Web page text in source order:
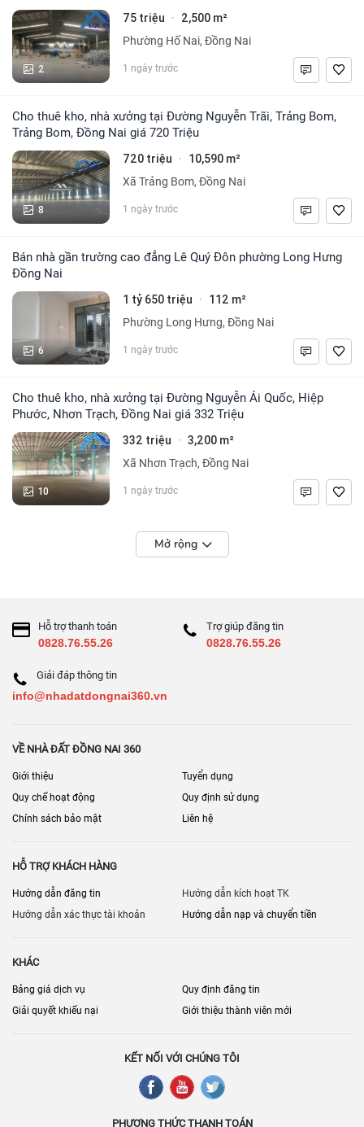
2
75 triệu · 2,500 m²
Phường Hố Nai, Đồng Nai
1 ngày trước
Cho thuê kho, nhà xưởng tại Đường Nguyễn Trãi, Trảng Bom,
Trảng Bom, Đồng Nai giá 720 Triệu
8
720 triệu · 10,590 m²
Xã Trảng Bom, Đồng Nai
1 ngày trước
Bán nhà gần trường cao đẳng Lê Quý Đôn phường Long Hưng
Đồng Nai
6
1 tỷ 650 triệu · 112 m²
Phường Long Hưng, Đồng Nai
1 ngày trước
Cho thuê kho, nhà xưởng tại Đường Nguyễn Ái Quốc, Hiệp
Phước, Nhơn Trạch, Đồng Nai giá 332 Triệu
10
332 triệu · 3,200 m²
Xã Nhơn Trạch, Đồng Nai
1 ngày trước
Mở rộng
Hỗ trợ thanh toán
0828.76.55.26
Trợ giúp đăng tin
0828.76.55.26
Giải đáp thông tin
info@nhadatdongnai360.vn
VỀ NHÀ ĐẤT ĐỒNG NAI 360
Giới thiệu
Tuyển dụng
Quy chế hoạt động
Quy định sử dụng
Chính sách bảo mật
Liên hệ
HỖ TRỢ KHÁCH HÀNG
Hướng dẫn đăng tin
Hướng dẫn kích hoạt TK
Hướng dẫn xác thực tài khoản
Hướng dẫn nạp và chuyển tiền
KHÁC
Bảng giá dịch vụ
Quy định đăng tin
Giải quyết khiếu nại
Giới thiệu thành viên mới
KẾT NỐI VỚI CHÚNG TÔI
PHƯƠNG THỨC THANH TOÁN